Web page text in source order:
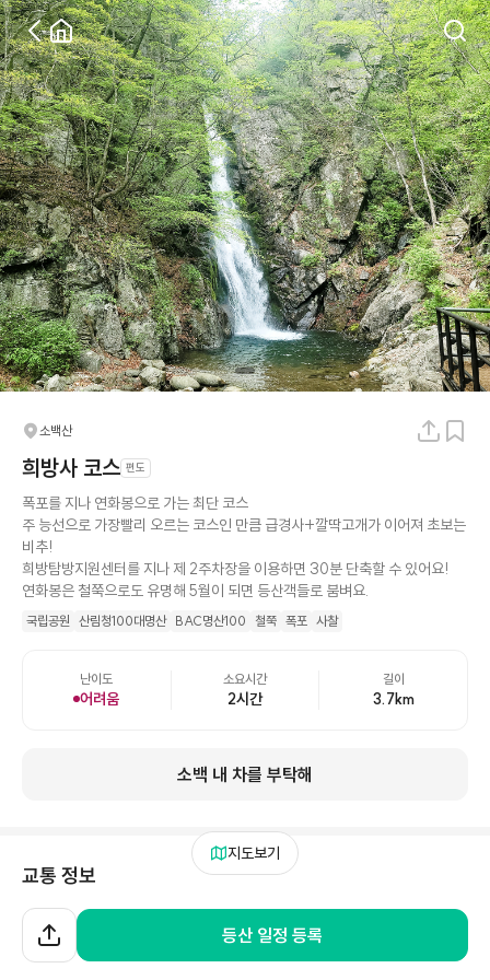
소백산
희방사 코스 편도
폭포를 지나 연화봉으로 가는 최단 코스
주 능선으로 가장빨리 오르는 코스인 만큼 급경사+깔딱고개가 이어져 초보는
비추!
희방탐방지원센터를 지나 제 2주차장을 이용하면 30분 단축할 수 있어요!
연화봉은 철쭉으로도 유명해 5월이 되면 등산객들로 붐벼요.
국립공원 산림청100대명산 BAC명산100 철쭉 폭포 사찰
난이도
어려움
소요시간
2시간
길이
3.7km
소백 내 차를 부탁해
교통 정보
대중교통
지도보기
등산 일정 등록